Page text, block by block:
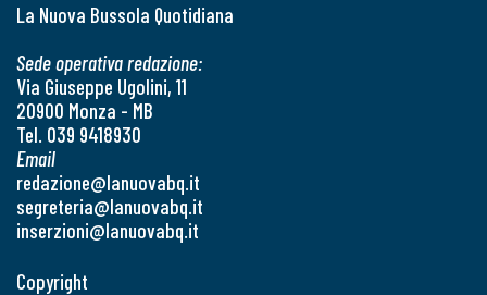
La Nuova Bussola Quotidiana
Sede operativa redazione:
Via Giuseppe Ugolini, 11
20900 Monza - MB
Tel. 039 9418930
Email
redazione@lanuovabq.it
segreteria@lanuovabq.it
inserzioni@lanuovabq.it
Copyright